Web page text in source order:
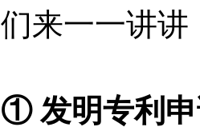
们来一一讲讲
① 发明专利